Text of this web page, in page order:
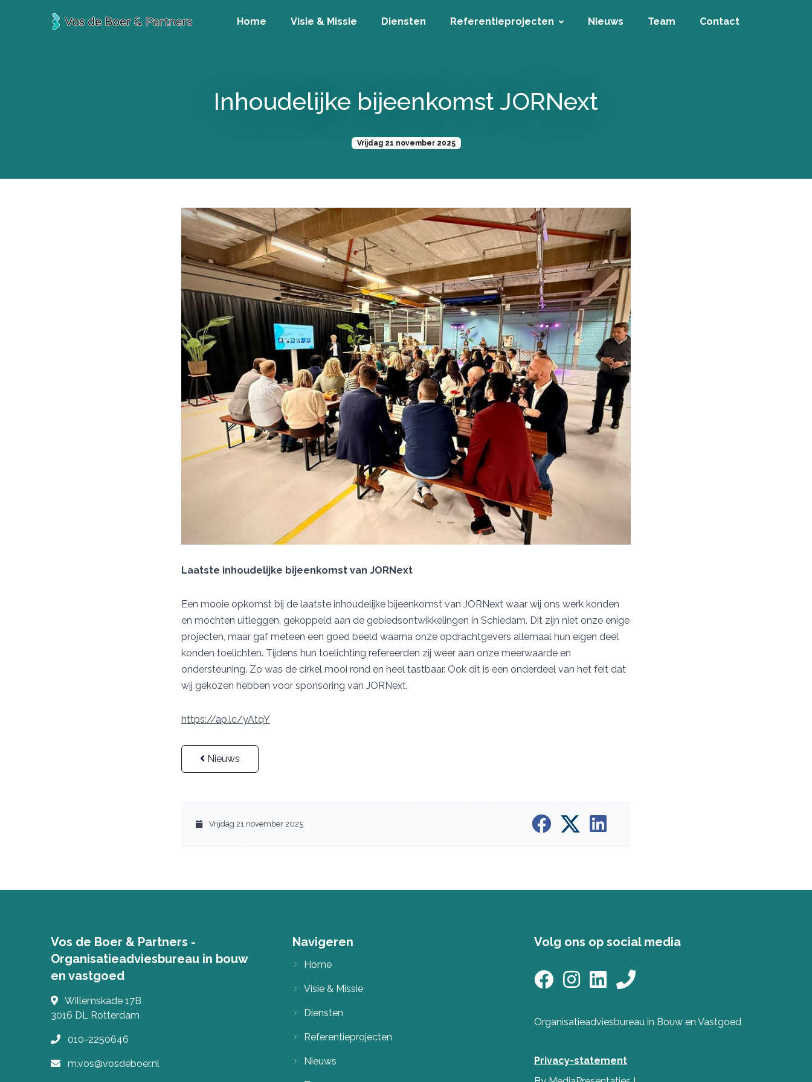
Home Visie & Missie Diensten Referentieprojecten Nieuws Team Contact
Inhoudelijke bijeenkomst JORNext
Vrijdag 21 november 2025
Laatste inhoudelijke bijeenkomst van JORNext
Een mooie opkomst bij de laatste inhoudelijke bijeenkomst van JORNext waar wij ons werk konden
en mochten uitleggen, gekoppeld aan de gebiedsontwikkelingen in Schiedam. Dit zijn niet onze enige
projecten, maar gaf meteen een goed beeld waarna onze opdrachtgevers allemaal hun eigen deel
konden toelichten. Tijdens hun toelichting refereerden zij weer aan onze meerwaarde en
ondersteuning. Zo was de cirkel mooi rond en heel tastbaar. Ook dit is een onderdeel van het feit dat
wij gekozen hebben voor sponsoring van JORNext.
https://ap.lc/yAtqY
Nieuws
Vrijdag 21 november 2025
Vos de Boer & Partners -
Organisatieadviesbureau in bouw
en vastgoed
Willemskade 17B
3016 DL Rotterdam
010-2250646
m.vos@vosdeboer.nl
Navigeren
Home
Visie & Missie
Diensten
Referentieprojecten
Nieuws
Volg ons op social media
Organisatieadviesbureau in Bouw en Vastgoed
Privacy-statement